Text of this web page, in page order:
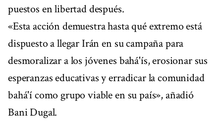
puestos en libertad después.
«Esta acción demuestra hasta qué extremo está
dispuesto a llegar Irán en su campaña para
desmoralizar a los jóvenes bahá'ís, erosionar sus
esperanzas educativas y erradicar la comunidad
bahá'í como grupo viable en su país», añadió
Bani Dugal.